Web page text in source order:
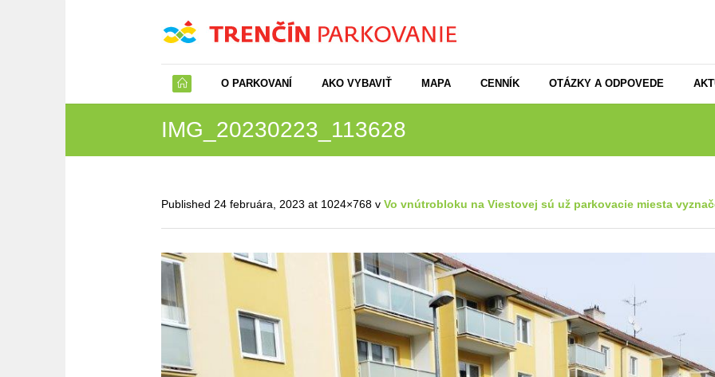
O PARKOVANÍ AKO VYBAVIŤ MAPA CENNÍK OTÁZKY A ODPOVEDE
IMG_20230223_113628
Published 24 februára, 2023 at 1024×768 v Vo vnútrobloku na Viestovej sú už parkovacie miesta